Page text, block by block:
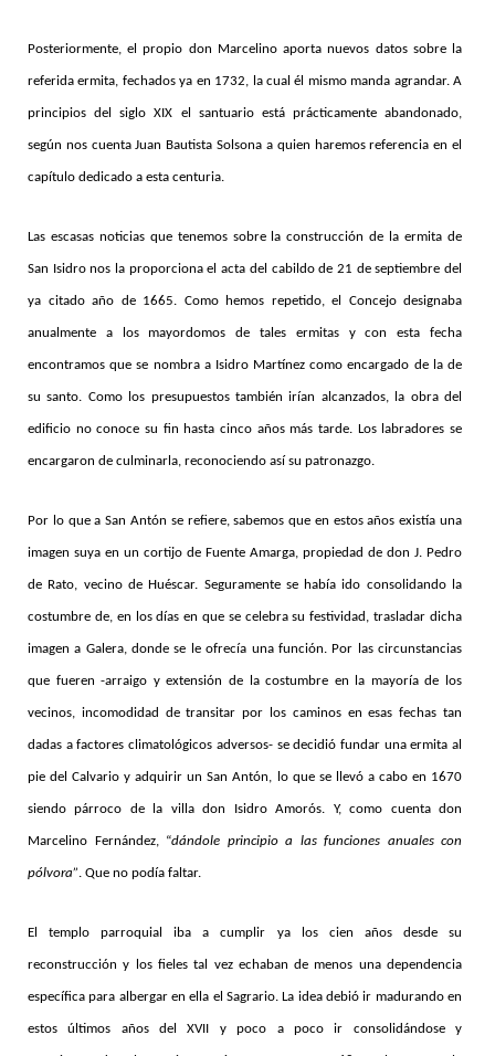
Posteriormente, el propio don Marcelino aporta nuevos datos sobre la
referida ermita, fechados ya en 1732, la cual él mismo manda agrandar. A
principios del siglo XIX el santuario está prácticamente abandonado,
según nos cuenta Juan Bautista Solsona a quien haremos referencia en el
capítulo dedicado a esta centuria.
Las escasas noticias que tenemos sobre la construcción de la ermita de
San Isidro nos la proporciona el acta del cabildo de 21 de septiembre del
ya citado año de 1665. Como hemos repetido, el Concejo designaba
anualmente a los mayordomos de tales ermitas y con esta fecha
encontramos que se nombra a Isidro Martínez como encargado de la de
su santo. Como los presupuestos también irían alcanzados, la obra del
edificio no conoce su fin hasta cinco años más tarde. Los labradores se
encargaron de culminarla, reconociendo así su patronazgo.
Por lo que a San Antón se refiere, sabemos que en estos años existía una
imagen suya en un cortijo de Fuente Amarga, propiedad de don J. Pedro
de Rato, vecino de Huéscar. Seguramente se había ido consolidando la
costumbre de, en los días en que se celebra su festividad, trasladar dicha
imagen a Galera, donde se le ofrecía una función. Por las circunstancias
que fueren -arraigo y extensión de la costumbre en la mayoría de los
vecinos, incomodidad de transitar por los caminos en esas fechas tan
dadas a factores climatológicos adversos- se decidió fundar una ermita al
pie del Calvario y adquirir un San Antón, lo que se llevó a cabo en 1670
siendo párroco de la villa don Isidro Amorós. Y, como cuenta don
Marcelino Fernández, “dándole principio a las funciones anuales con
pólvora”. Que no podía faltar.
El templo parroquial iba a cumplir ya los cien años desde su
reconstrucción y los fieles tal vez echaban de menos una dependencia
específica para albergar en ella el Sagrario. La idea debió ir madurando en
estos últimos años del XVII y poco a poco ir consolidándose y